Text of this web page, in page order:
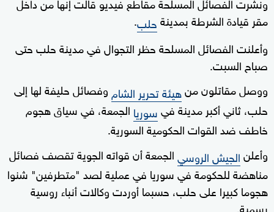
مقر قيادة الشرطة بمدينةحلب.
وأعلنت الفصائل المسلحة حظر التجوال في مدينة حلب حتى
صباح السبت.
ووصل مقاتلون منهيئة تحرير الشام وفصائل حليفة لها إلى
حلب، ثاني أكبر مدينة فيسوريا الجمعة، في سياق هجوم
خاطف ضد القوات الحكومية السورية.
وأعلنالجيش الروسيالجمعة أن قواته الجوية تقصف فصائل
مناهضة للحكومة في سوريا في عملية لصد "متطرفين" شنوا
هجوما كبيرا على حلب، حسبما أوردت وكالات أنباء روسية
رسمية.